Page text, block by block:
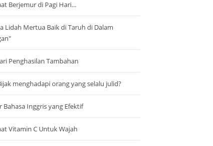
Berjemur di Pagi Hari…
Lidah Mertua Baik di Taruh di Dalam
Penghasilan Tambahan
menghadapi orang yang selalu julid?
Bahasa Inggris yang Efektif
Vitamin C Untuk Wajah